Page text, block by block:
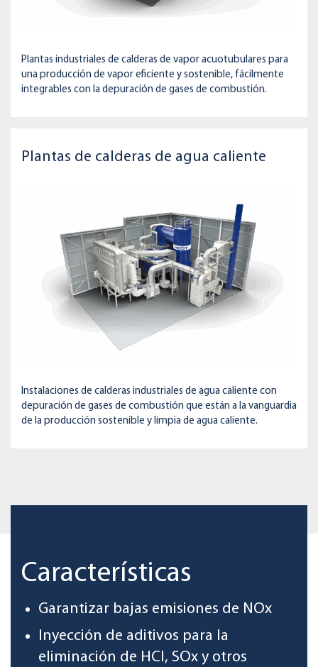
Plantas industriales de calderas de vapor acuotubulares para
una producción de vapor eficiente y sostenible, fácilmente
integrables con la depuración de gases de combustión.
Plantas de calderas de agua caliente
Instalaciones de calderas industriales de agua caliente con
depuración de gases de combustión que están a la vanguardia
de la producción sostenible y limpia de agua caliente.
Características
Garantizar bajas emisiones de NOx
Inyección de aditivos para la
eliminación de HCl, SOx y otros